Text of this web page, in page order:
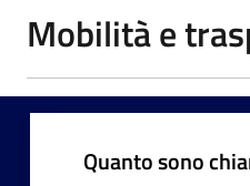
Mobilità e
Quanto sono